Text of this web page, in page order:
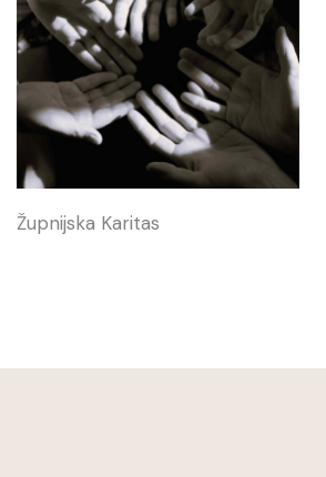
Župnijska Karitas